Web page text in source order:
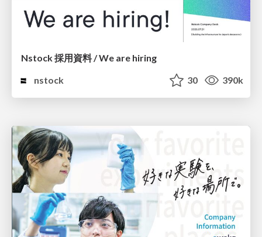
Nstock 採用資料 / We are hiring
nstock
30 390k